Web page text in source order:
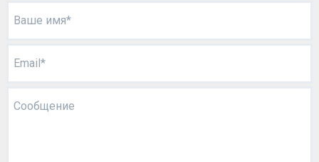
Ваше имя*
Email*
Сообщение